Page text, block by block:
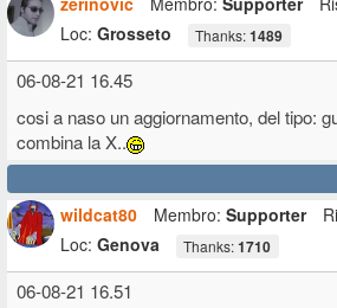
Loc: Grosseto Thanks:1489
06-08-21 16.45
cosi a naso un aggiornamento, del tipo:
combina la X..
wildcat80
Membro: Supporter
Loc: Genova Thanks:1710
06-08-21 16.51